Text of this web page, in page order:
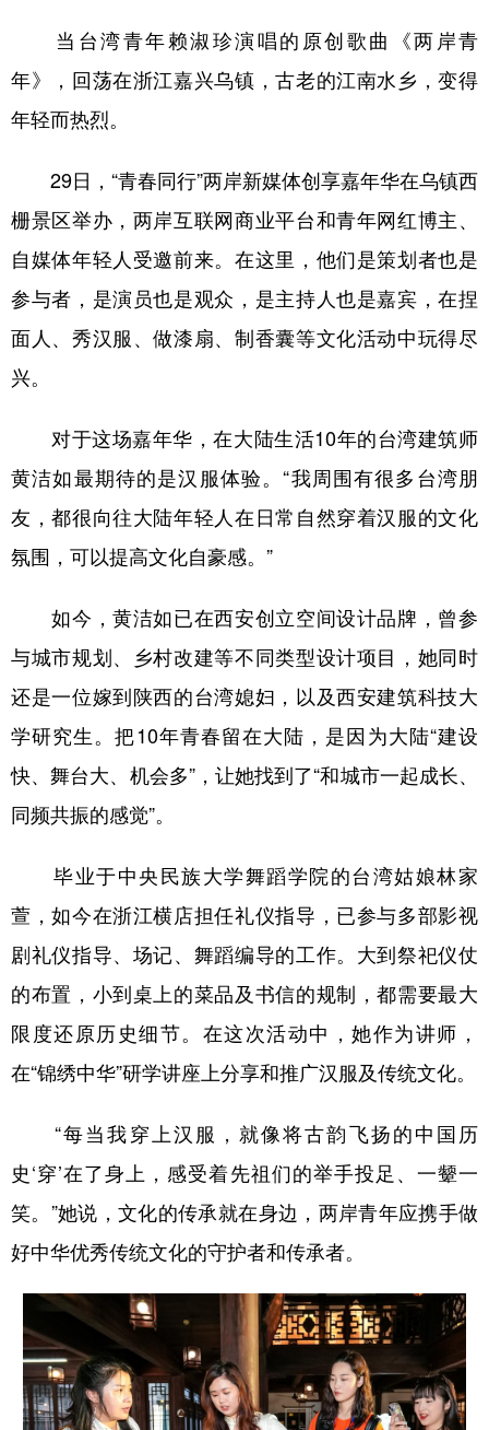
四川 贵州 云南 西藏
多语种频道
当台湾青年赖淑珍演唱的原创歌曲《两岸青
年》，回荡在浙江嘉兴乌镇，古老的江南水乡，变得
年轻而热烈。
29日，“青春同行”两岸新媒体创享嘉年华在乌镇西
栅景区举办，两岸互联网商业平台和青年网红博主、
自媒体年轻人受邀前来。在这里，他们是策划者也是
参与者，是演员也是观众，是主持人也是嘉宾，在捏
面人、秀汉服、做漆扇、制香囊等文化活动中玩得尽
兴。
对于这场嘉年华，在大陆生活10年的台湾建筑师
黄洁如最期待的是汉服体验。“我周围有很多台湾朋
友，都很向往大陆年轻人在日常自然穿着汉服的文化
氛围，可以提高文化自豪感。”
如今，黄洁如已在西安创立空间设计品牌，曾参
与城市规划、乡村改建等不同类型设计项目，她同时
还是一位嫁到陕西的台湾媳妇，以及西安建筑科技大
学研究生。把10年青春留在大陆，是因为大陆“建设
快、舞台大、机会多”，让她找到了“和城市一起成长、
同频共振的感觉”。
毕业于中央民族大学舞蹈学院的台湾姑娘林家
萱，如今在浙江横店担任礼仪指导，已参与多部影视
剧礼仪指导、场记、舞蹈编导的工作。大到祭祀仪仗
的布置，小到桌上的菜品及书信的规制，都需要最大
限度还原历史细节。在这次活动中，她作为讲师，
在“锦绣中华”研学讲座上分享和推广汉服及传统文化。
“每当我穿上汉服，就像将古韵飞扬的中国历
史‘穿’在了身上，感受着先祖们的举手投足、一颦一
笑。”她说，文化的传承就在身边，两岸青年应携手做
好中华优秀传统文化的守护者和传承者。